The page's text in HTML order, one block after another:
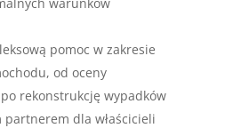
pomoc w zakresie
od oceny
rekonstrukcję wypadków
partnerem dla właścicieli